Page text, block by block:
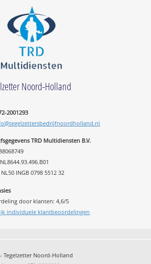
Noord-Holland
2001293
TRD Multidiensten B.V.
NL50 INGB 0798 5512 32
door klanten:4,6/5
individuele klantbeoordelingen
Tegelzetter Noord-Holland